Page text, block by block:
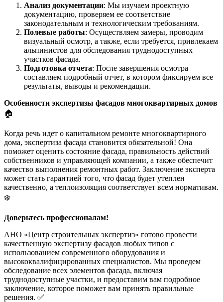
Анализ документации: Мы изучаем проектную
документацию, проверяем ее соответствие
законодательным и технологическим требованиям.
Полевые работы: Осуществляем замеры, проводим
визуальный осмотр, а также, если требуется, привлекаем
альпинистов для обследования труднодоступных
участков фасада.
Подготовка отчета: После завершения осмотра
составляем подробный отчет, в котором фиксируем все
результаты, выводы и рекомендации.
Особенности экспертизы фасадов многоквартирных домов
🏠
Когда речь идет о капитальном ремонте многоквартирного
дома, экспертиза фасада становится обязательной! Она
поможет оценить состояние фасада, правильность действий
собственников и управляющей компании, а также обеспечит
качество выполнения ремонтных работ. Заключение эксперта
может стать гарантией того, что фасад будет утеплен
качественно, а теплоизоляция соответствует всем нормативам.
❄️
Доверьтесь профессионалам!
АНО «Центр строительных экспертиз» готово провести
качественную экспертизу фасадов любых типов с
использованием современного оборудования и
высококвалифицированных специалистов. Мы проведем
обследование всех элементов фасада, включая
труднодоступные участки, и предоставим вам подробное
заключение, которое поможет вам принять правильные
решения. ✅